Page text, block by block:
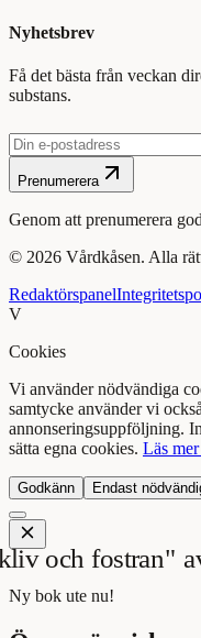
Nyhetsbrev
Få det bästa från veckan
substans.
Prenumerera
Genom att prenumerera
© 2026 Vårdkåsen. Alla
Redaktörspanel
V
Cookies
Vi använder nödvändiga
samtycke använder vi
annonseringsuppföljning.
sätta egna cookies. Läs
Godkänn Endast
Ny bok ute nu!